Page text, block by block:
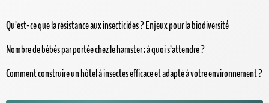
Qu’est-ce que la résistance aux insecticides ? Enjeux pour la biodiversité
Nombre de bébés par portée chez le hamster : à quoi s’attendre ?
Comment construire un hôtel à insectes efficace et adapté à votre environnement ?